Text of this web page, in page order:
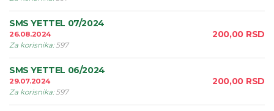
SMS YETTEL 07/2024
26.08.2024
Za korisnika: 597
200,00 RSD
SMS YETTEL 06/2024
29.07.2024
Za korisnika: 597
200,00 RSD